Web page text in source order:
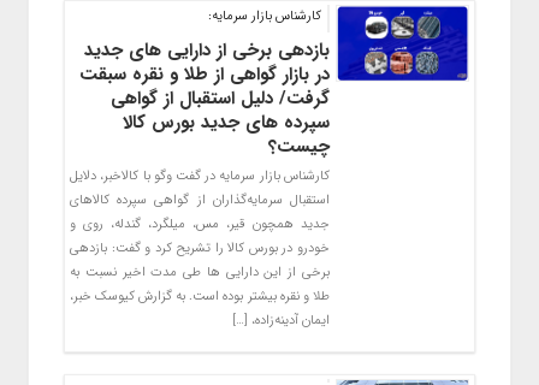
کارشناس بازار سرمایه:
بازدهی برخی از دارایی های جدید
در بازار گواهی از طلا و نقره سبقت
گرفت/ دلیل استقبال از گواهی
سپرده های جدید بورس کالا
چیست؟
کارشناس بازار سرمایه در گفت وگو با کالاخبر، دلایل
استقبال سرمایه‌گذاران از گواهی سپرده کالاهای
جدید همچون قیر، مس، میلگرد، گندله، روی و
خودرو در بورس کالا را تشریح کرد و گفت: بازدهی
برخی از این دارایی ها طی مدت اخیر نسبت به
طلا و نقره بیشتر بوده است. به گزارش کیوسک خبر،
ایمان آدینه‌زاده، […]